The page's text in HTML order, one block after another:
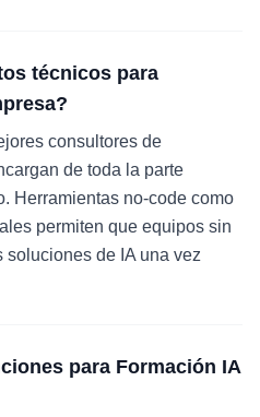
técnicos para
consultores de
de toda la parte
Herramientas no-code como
permiten que equipos sin
de IA una vez
para Formación IA